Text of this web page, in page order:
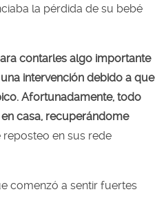
la pérdida de su bebé
contarles algo importante
intervención debido a que
Afortunadamente, todo
casa, recuperándome
en sus rede
comenzó a sentir fuertes